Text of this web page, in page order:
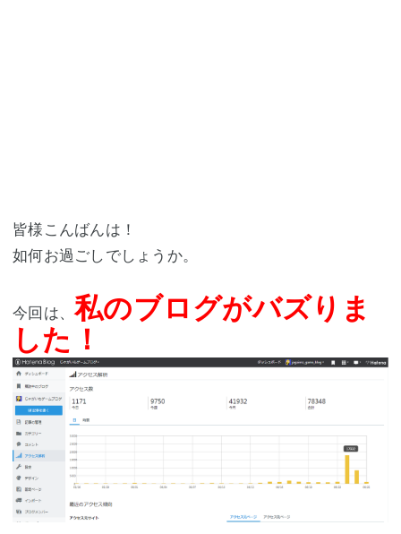
皆様こんばんは！
如何お過ごしでしょうか。
今回は、私のブログがバズりま
した！